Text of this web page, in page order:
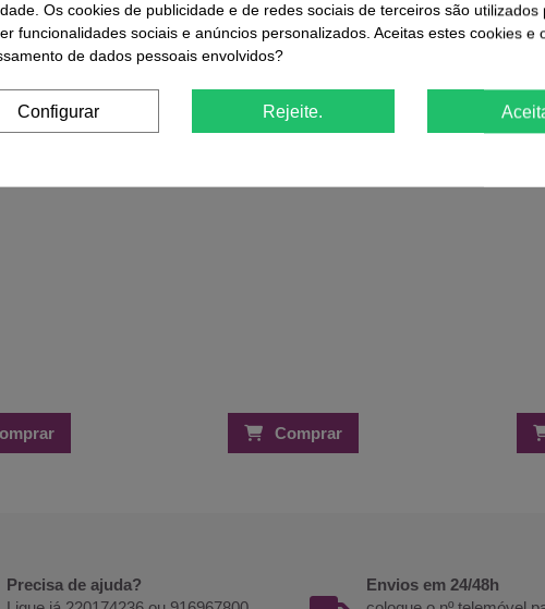
Satin Beje
-48,39%
Leite Reparador Haskell 100ml para
cabelos danificados ou cabelo
estragado
Comprar
-75%
Máscara de
Precisa de ajuda?
Envios em 24/48h
Os cookies de publicidade e de redes sociais de terceiros são utilizados
funcionalidades sociais e anúncios personalizados. Aceitas estes cookies e
de dados pessoais envolvidos?
Configurar Rejeite.